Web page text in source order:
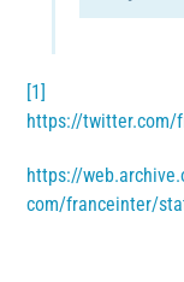
[1]
https://twitter.com/
https://
com/franceinter/